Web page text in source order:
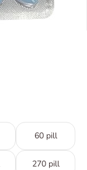
60 pill
270 pill